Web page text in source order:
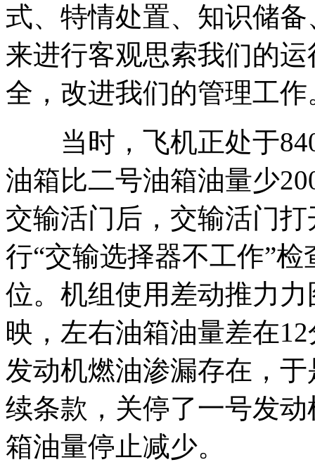
式、特情处置、知识储
来进行客观思索我们的
全，改进我们的管理工作
当时，飞机正处于
油箱比二号油箱油量少
交输活门后，交输活门
行“交输选择器不工作”检
位。机组使用差动推力
映，左右油箱油量差在12
发动机燃油渗漏存在，
续条款，关停了一号发
箱油量停止减少。